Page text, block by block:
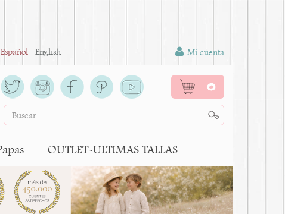
Español English Mi cuenta
0
OUTLET-ULTIMAS TALLAS